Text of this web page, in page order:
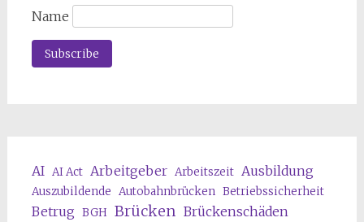
Name
AI AI Act Arbeitgeber Arbeitszeit Ausbildung
Auszubildende Autobahnbrücken Betriebssicherheit
Betrug BGH Brücken Brückenschäden